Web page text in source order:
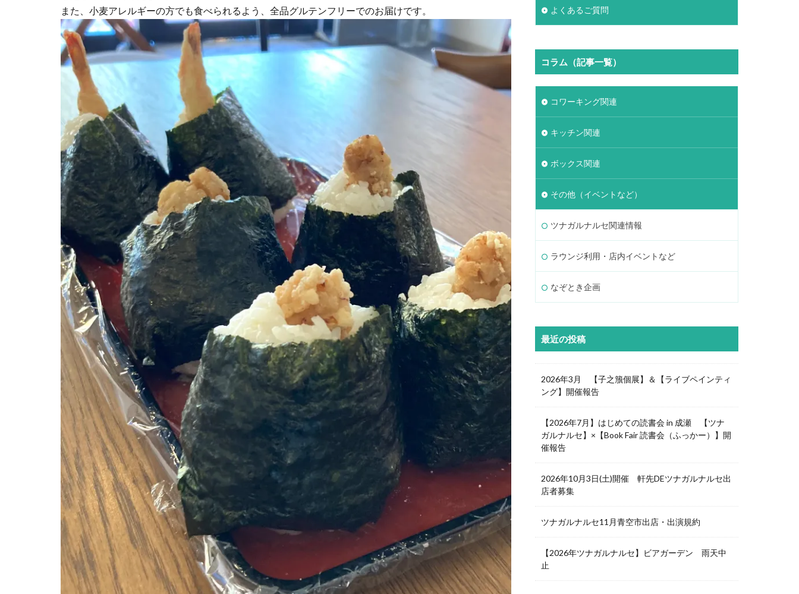
また、⼩⻨アレルギーの⽅でも⾷べられるよう、全品グルテンフリーでのお届けです。
よくあるご質問
コラム（記事一覧）
コワーキング関連
キッチン関連
ボックス関連
その他（イベントなど）
ツナガルナルセ関連情報
ラウンジ利用・店内イベントなど
なぞとき企画
最近の投稿
2026年3月 【子之籏個展】＆【ライブペインティ
ング】開催報告
【2026年7月】はじめての読書会 in 成瀬 【ツナ
ガルナルセ】×【Book Fair 読書会（ふっかー）】開
催報告
2026年10月3日(土)開催 軒先DEツナガルナルセ出
店者募集
ツナガルナルセ11月青空市出店・出演規約
【2026年ツナガルナルセ】ビアガーデン 雨天中
止